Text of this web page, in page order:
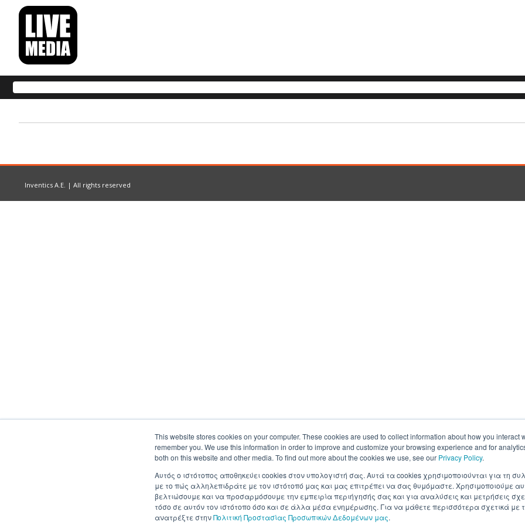
This website stores cookies on your computer. These cookies are used to collect information about how you interact
remember you. We use this information in order to improve and customize your browsing experience and for
both on this website and other media. To find out more about the cookies we use, see our Privacy Policy.
Αυτός ο ιστότοπος αποθηκεύει cookies στον υπολογιστή σας. Αυτά τα cookies χρησιμοποιούνται για τη
με το πώς αλληλεπιδράτε με τον ιστότοπό μας και μας επιτρέπει να σας θυμόμαστε. Χρησιμοποιούμε
βελτιώσουμε και να προσαρμόσουμε την εμπειρία περιήγησής σας και για αναλύσεις και μετρήσεις
τόσο σε αυτόν τον ιστότοπο όσο και σε άλλα μέσα ενημέρωσης. Για να μάθετε περισσότερα σχετικά με
ανατρέξτε στηνΠολιτική Προστασίας Προσωπικών Δεδομένων μας.
Inventics A.E. | All rights reserved